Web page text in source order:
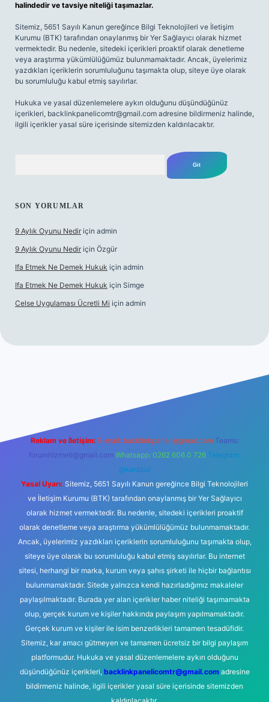
halindedir ve tavsiye niteliği taşımazlar.
Sitemiz, 5651 Sayılı Kanun gereğince Bilgi Teknolojileri ve İletişim
Kurumu (BTK) tarafından onaylanmış bir Yer Sağlayıcı olarak hizmet
vermektedir. Bu nedenle, sitedeki içerikleri proaktif olarak denetleme
veya araştırma yükümlülüğümüz bulunmamaktadır. Ancak, üyelerimiz
yazdıkları içeriklerin sorumluluğunu taşımakta olup, siteye üye olarak
bu sorumluluğu kabul etmiş sayılırlar.
Hukuka ve yasal düzenlemelere aykırı olduğunu düşündüğünüz
içerikleri, backlinkpanelicomtr@gmail.com adresine bildirmeniz halinde,
ilgili içerikler yasal süre içerisinde sitemizden kaldırılacaktır.
SON YORUMLAR
9 Aylık Oyunu Nedir için admin
9 Aylık Oyunu Nedir için Özgür
Ifa Etmek Ne Demek Hukuk için admin
Ifa Etmek Ne Demek Hukuk için Simge
Celse Uygulaması Ücretli Mi için admin
Reklam ve İletişim: E-mail: backlinkpaneli@gmail.com Teams:
forumhizmeti@gmail.com Whatsapp: 0262 606 0 726 Telegram:
@karabul
Yasal Uyarı: Sitemiz, 5651 Sayılı Kanun gereğince Bilgi Teknolojileri
ve İletişim Kurumu (BTK) tarafından onaylanmış bir Yer Sağlayıcı
olarak hizmet vermektedir. Bu nedenle, sitedeki içerikleri proaktif
olarak denetleme veya araştırma yükümlülüğümüz bulunmamaktadır.
Ancak, üyelerimiz yazdıkları içeriklerin sorumluluğunu taşımakta olup,
siteye üye olarak bu sorumluluğu kabul etmiş sayılırlar. Bu internet
sitesi, herhangi bir marka, kurum veya şahıs şirketi ile hiçbir bağlantısı
bulunmamaktadır. Sitede yalnızca kendi hazırladığımız makaleler
paylaşılmaktadır. Burada yer alan içerikler haber niteliği taşımamakta
olup, gerçek kurum ve kişiler hakkında paylaşım yapılmamaktadır.
Gerçek kurum ve kişiler ile isim benzerlikleri tamamen tesadüfidir.
Sitemiz, kar amacı gütmeyen ve tamamen ücretsiz bir bilgi paylaşım
platformudur. Hukuka ve yasal düzenlemelere aykırı olduğunu
düşündüğünüz içerikleri, backlinkpanelicomtr@gmail.comadresine
bildirmeniz halinde, ilgili içerikler yasal süre içerisinde sitemizden